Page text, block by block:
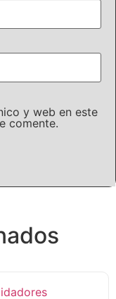
y web en este
comente.